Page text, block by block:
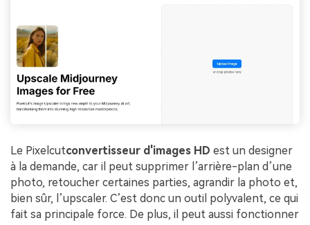
Le Pixelcutconvertisseur d'images HD est un designer
à la demande, car il peut supprimer l’arrière-plan d’une
photo, retoucher certaines parties, agrandir la photo et,
bien sûr, l’upscaler. C’est donc un outil polyvalent, ce qui
fait sa principale force. De plus, il peut aussi fonctionner